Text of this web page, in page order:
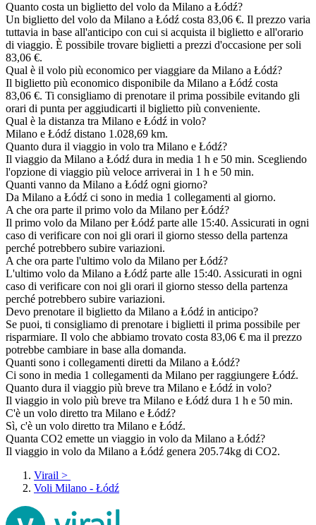
Quanto costa un biglietto del volo da Milano a Łódź?
Un biglietto del volo da Milano a Łódź costa 83,06 €. Il prezzo varia
tuttavia in base all'anticipo con cui si acquista il biglietto e all'orario
di viaggio. È possibile trovare biglietti a prezzi d'occasione per soli
83,06 €.
Qual è il volo più economico per viaggiare da Milano a Łódź?
Il biglietto più economico disponibile da Milano a Łódź costa
83,06 €. Ti consigliamo di prenotare il prima possibile evitando gli
orari di punta per aggiudicarti il biglietto più conveniente.
Qual è la distanza tra Milano e Łódź in volo?
Milano e Łódź distano 1.028,69 km.
Quanto dura il viaggio in volo tra Milano e Łódź?
Il viaggio da Milano a Łódź dura in media 1 h e 50 min. Scegliendo
l'opzione di viaggio più veloce arriverai in 1 h e 50 min.
Quanti vanno da Milano a Łódź ogni giorno?
Da Milano a Łódź ci sono in media 1 collegamenti al giorno.
A che ora parte il primo volo da Milano per Łódź?
Il primo volo da Milano per Łódź parte alle 15:40. Assicurati in ogni
caso di verificare con noi gli orari il giorno stesso della partenza
perché potrebbero subire variazioni.
A che ora parte l'ultimo volo da Milano per Łódź?
L'ultimo volo da Milano a Łódź parte alle 15:40. Assicurati in ogni
caso di verificare con noi gli orari il giorno stesso della partenza
perché potrebbero subire variazioni.
Devo prenotare il biglietto da Milano a Łódź in anticipo?
Se puoi, ti consigliamo di prenotare i biglietti il prima possibile per
risparmiare. Il volo che abbiamo trovato costa 83,06 € ma il prezzo
potrebbe cambiare in base alla domanda.
Quanti sono i collegamenti diretti da Milano a Łódź?
Ci sono in media 1 collegamenti da Milano per raggiungere Łódź.
Quanto dura il viaggio più breve tra Milano e Łódź in volo?
Il viaggio in volo più breve tra Milano e Łódź dura 1 h e 50 min.
C'è un volo diretto tra Milano e Łódź?
Sì, c'è un volo diretto tra Milano e Łódź.
Quanta CO2 emette un viaggio in volo da Milano a Łódź?
Il viaggio in volo da Milano a Łódź genera 205.74kg di CO2.
Virail >
Voli Milano - Łódź